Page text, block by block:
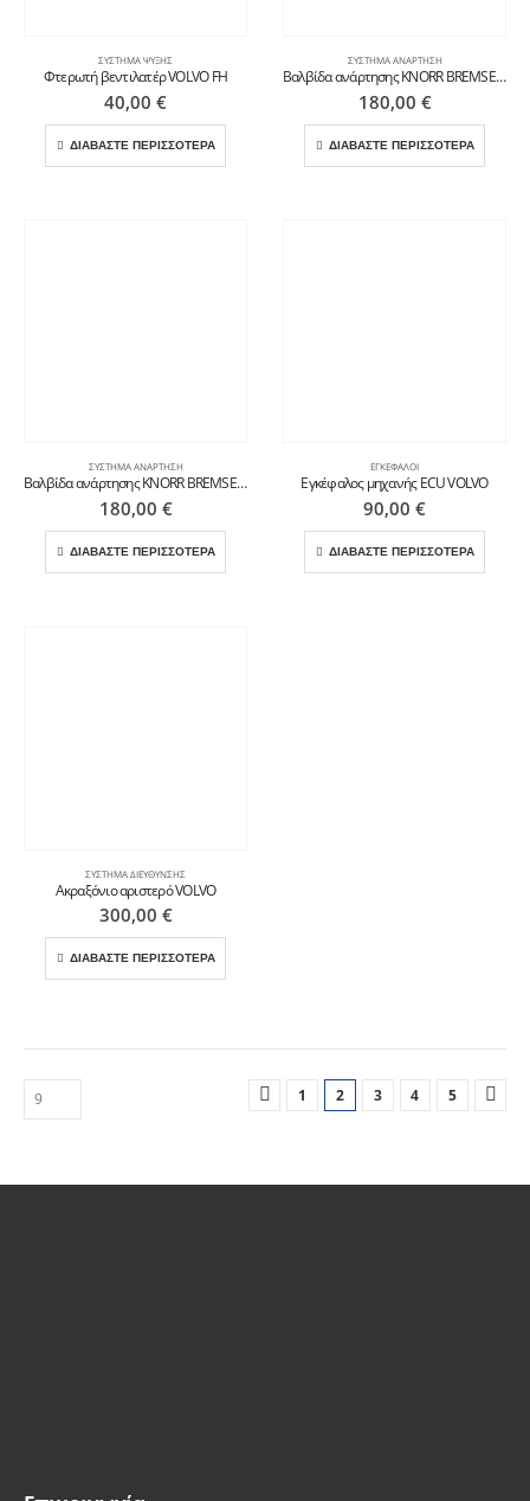
ΣΎΣΤΗΜΑ ΨΎΞΗΣ
Φτερωτή βεντιλατέρ VOLVO FH
40,00 €
ΔΙΑΒΑΣΤΕ ΠΕΡΙΣΣΟΤΕΡΑ
ΣΎΣΤΗΜΑ ΑΝΆΡΤΗΣΗ
Βαλβίδα ανάρτησης KNORR BREMSE για VOLVO
180,00 €
ΔΙΑΒΑΣΤΕ ΠΕΡΙΣΣΟΤΕΡΑ
ΣΎΣΤΗΜΑ ΑΝΆΡΤΗΣΗ
Βαλβίδα ανάρτησης KNORR BREMSE για VOLVO
180,00 €
ΔΙΑΒΑΣΤΕ ΠΕΡΙΣΣΟΤΕΡΑ
ΕΓΚΈΦΑΛΟΙ
Εγκέφαλος μηχανής ECU VOLVO
90,00 €
ΔΙΑΒΑΣΤΕ ΠΕΡΙΣΣΟΤΕΡΑ
ΣΎΣΤΗΜΑ ΔΙΕΎΘΥΝΣΗΣ
Ακραξόνιο αριστερό VOLVO
300,00 €
ΔΙΑΒΑΣΤΕ ΠΕΡΙΣΣΟΤΕΡΑ
1 2 3 4 5